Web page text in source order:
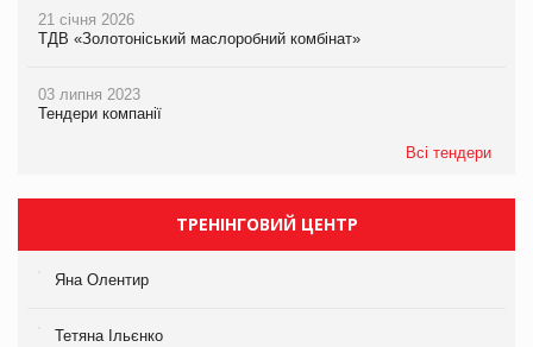
21 січня 2026
ТДВ «Золотоніський маслоробний комбінат»
03 липня 2023
Тендери компанії
Всі тендери
ТРЕНІНГОВИЙ ЦЕНТР
Яна Олентир
Тетяна Ільєнко